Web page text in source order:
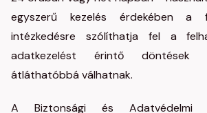
egyszerű kezelés érdekében a
intézkedésre szólíthatja fel a
adatkezelést érintő döntések
átláthatóbbá válhatnak.
A Biztonsági és Adatvédelmi